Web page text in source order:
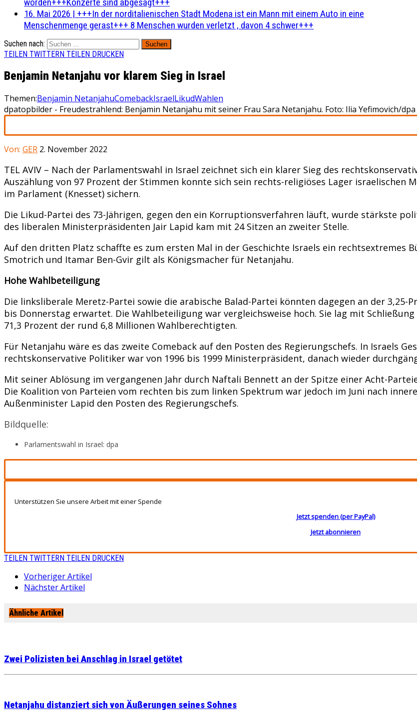
16. Mai 2026 | +++In der norditalienischen Stadt Modena ist ein Mann mit einem Auto in eine
Menschenmenge gerast+++ 8 Menschen wurden verletzt , davon 4 schwer+++
Suchen nach:
TEILEN TWITTERN TEILEN DRUCKEN
Benjamin Netanjahu vor klarem Sieg in Israel
Themen:Benjamin NetanjahuComebackIsraelLikudWahlen
dpatopbilder - Freudestrahlend: Benjamin Netanjahu mit seiner Frau Sara Netanjahu. Foto: Ilia Yefimovich/dpa
Von: GER 2. November 2022
TEL AVIV – Nach der Parlamentswahl in Israel zeichnet sich ein klarer Sieg des
Auszählung von 97 Prozent der Stimmen konnte sich sein rechts-religiöses Lager israelischen
im Parlament (Knesset) sichern.
Die Likud-Partei des 73-Jährigen, gegen den ein Korruptionsverfahren läuft, wurde stärkste
des liberalen Ministerpräsidenten Jair Lapid kam mit 24 Sitzen an zweiter Stelle.
Auf den dritten Platz schaffte es zum ersten Mal in der Geschichte Israels ein rechtsextremes
Smotrich und Itamar Ben-Gvir gilt als Königsmacher für Netanjahu.
Hohe Wahlbeteiligung
Die linksliberale Meretz-Partei sowie die arabische Balad-Partei könnten dagegen an der 3,25-
bis Donnerstag erwartet. Die Wahlbeteiligung war vergleichsweise hoch. Sie lag mit
71,3 Prozent der rund 6,8 Millionen Wahlberechtigten.
Für Netanjahu wäre es das zweite Comeback auf den Posten des Regierungschefs. In Israels
rechtskonservative Politiker war von 1996 bis 1999 Ministerpräsident, danach wieder
Mit seiner Ablösung im vergangenen Jahr durch Naftali Bennett an der Spitze einer Acht-
Die Koalition von Parteien vom rechten bis zum linken Spektrum war jedoch im Juni nach
Außenminister Lapid den Posten des Regierungschefs.
Bildquelle:
Parlamentswahl in Israel: dpa
Unterstützen Sie unsere Arbeit mit einer Spende
Jetzt spenden (per PayPal)
Jetzt abonnieren
TEILEN TWITTERN TEILEN DRUCKEN
Vorheriger Artikel
Nächster Artikel
Ähnliche Artikel
Zwei Polizisten bei Anschlag in Israel getötet
Netanjahu distanziert sich von Äußerungen seines Sohnes